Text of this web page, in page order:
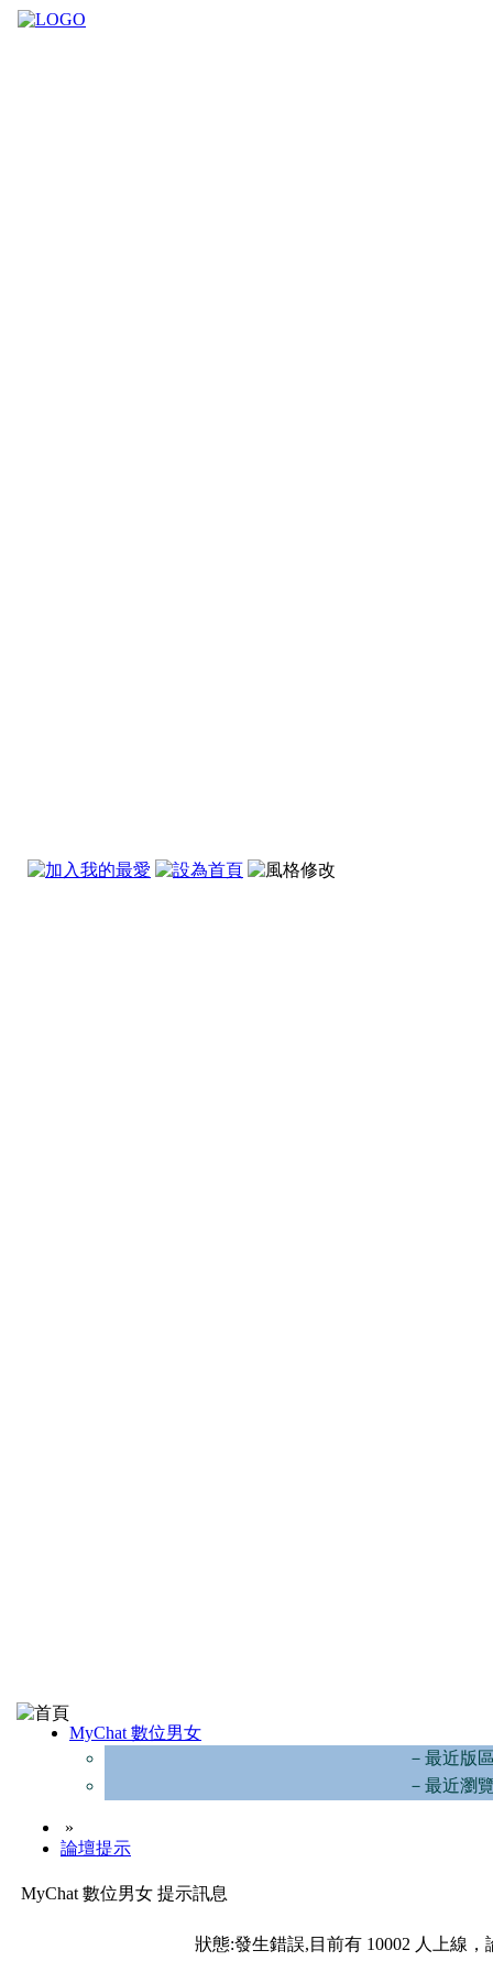
MyChat 數位男女
－最近版
－最近瀏
»
論壇提示
MyChat 數位男女 提示訊息
狀態:發生錯誤,目前有 10002 人上線